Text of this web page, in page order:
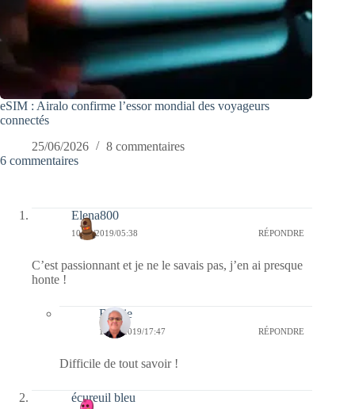
eSIM : Airalo confirme l’essor mondial des voyageurs
connectés
25/06/2026
8 commentaires
6 commentaires
Elena800
10/06/2019/05:38 RÉPONDRE
C’est passionnant et je ne le savais pas, j’en ai presque
honte !
Bernie
10/06/2019/17:47 RÉPONDRE
Difficile de tout savoir !
écureuil bleu